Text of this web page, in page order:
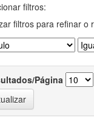
filtros:
filtros para refinar o
Página